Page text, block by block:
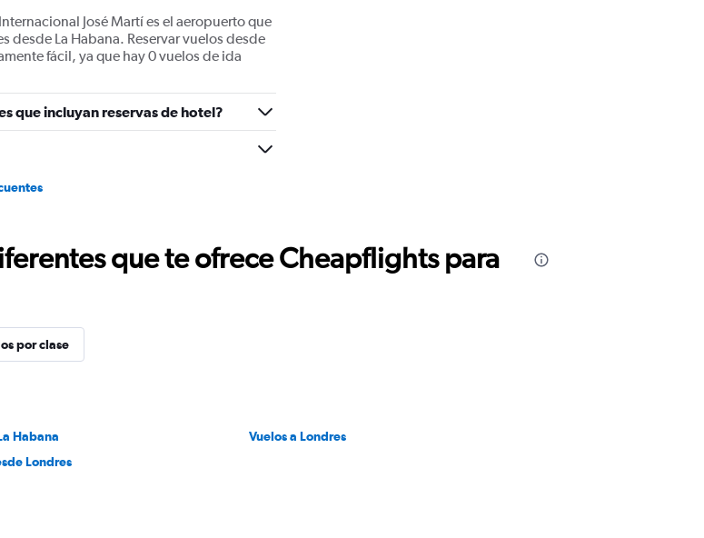
José Martí es el aeropuerto que
desde La Habana. Reservar vuelos desde
fácil, ya que hay 0 vuelos de ida
que incluyan reservas de hotel?
que te ofrece Cheapflights para
por clase
Habana
Vuelos a Londres
Londres